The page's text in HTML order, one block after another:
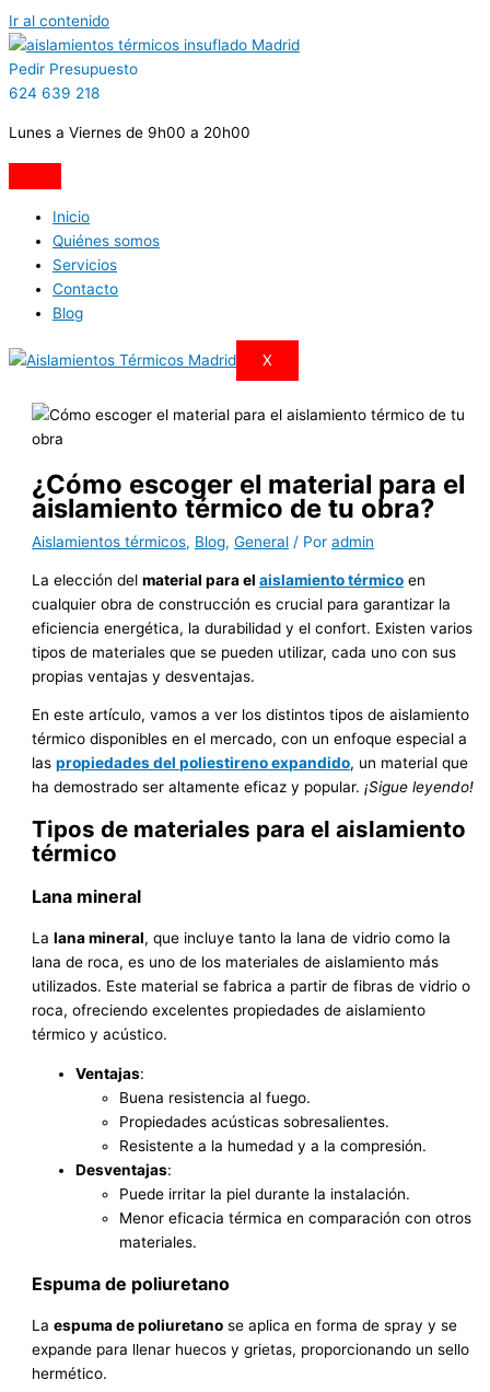
Ir al contenido
Pedir Presupuesto
624 639 218
Lunes a Viernes de 9h00 a 20h00
Inicio
Quiénes somos
Servicios
Contacto
Blog
X
¿Cómo escoger el material para el
aislamiento térmico de tu obra?
Aislamientos térmicos, Blog,General / Poradmin
La elección delmaterial para elaislamiento térmico en
cualquier obra de construcción es crucial para garantizar la
eficiencia energética, la durabilidad y el confort. Existen varios
tipos de materiales que se pueden utilizar, cada uno con sus
propias ventajas y desventajas.
En este artículo, vamos a ver los distintos tipos de aislamiento
térmico disponibles en el mercado, con un enfoque especial a
laspropiedades del poliestireno expandido, un material que
ha demostrado ser altamente eficaz y popular.¡Sigue leyendo!
Tipos de materiales para el aislamiento
térmico
Lana mineral
Lalana mineral, que incluye tanto la lana de vidrio como la
lana de roca, es uno de los materiales de aislamiento más
utilizados. Este material se fabrica a partir de fibras de vidrio o
roca, ofreciendo excelentes propiedades de aislamiento
térmico y acústico.
Ventajas:
Buena resistencia al fuego.
Propiedades acústicas sobresalientes.
Resistente a la humedad y a la compresión.
Desventajas:
Puede irritar la piel durante la instalación.
Menor eficacia térmica en comparación con otros
materiales.
Espuma de poliuretano
Laespuma de poliuretano se aplica en forma de spray y se
expande para llenar huecos y grietas, proporcionando un sello
hermético.